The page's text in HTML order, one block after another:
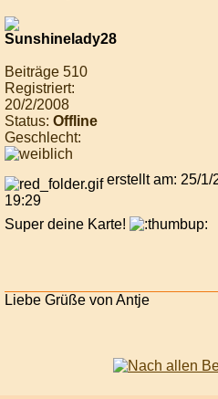
Beiträge 510
Registriert:
20/2/2008
Status: Offline
Geschlecht:
erstellt am: 25/1/
19:29
Super deine Karte!
Liebe Grüße von Antje